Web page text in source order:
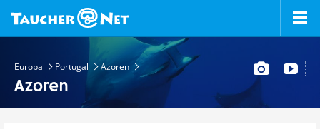
Europa Portugal Azoren
Azoren